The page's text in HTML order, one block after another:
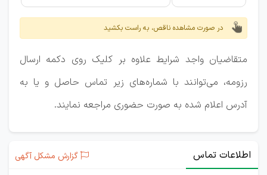
در صورت مشاهده ناقص، به راست بکشید
متقاضیان واجد شرایط علاوه بر کلیک روی دکمه ارسال
رزومه، می‌توانند با شماره‌های زیر تماس حاصل و یا به
آدرس اعلام شده به صورت حضوری مراجعه نمایند.
اطلاعات تماس گزارش مشکل آگهی